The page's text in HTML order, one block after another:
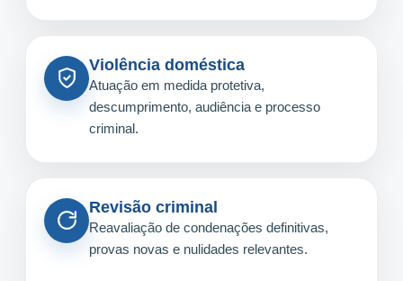
Violência doméstica
Atuação em medida protetiva,
descumprimento, audiência e processo
criminal.
Revisão criminal
Reavaliação de condenações definitivas,
provas novas e nulidades relevantes.